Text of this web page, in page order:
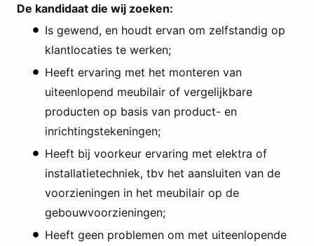
De kandidaat die wij zoeken:
Is gewend, en houdt ervan om zelfstandig op
klantlocaties te werken;
Heeft ervaring met het monteren van
uiteenlopend meubilair of vergelijkbare
producten op basis van product- en
inrichtingstekeningen;
Heeft bij voorkeur ervaring met elektra of
installatietechniek, tbv het aansluiten van de
voorzieningen in het meubilair op de
gebouwvoorzieningen;
Heeft geen problemen om met uiteenlopende